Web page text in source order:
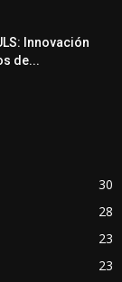
Innovación
de...
30
28
23
23